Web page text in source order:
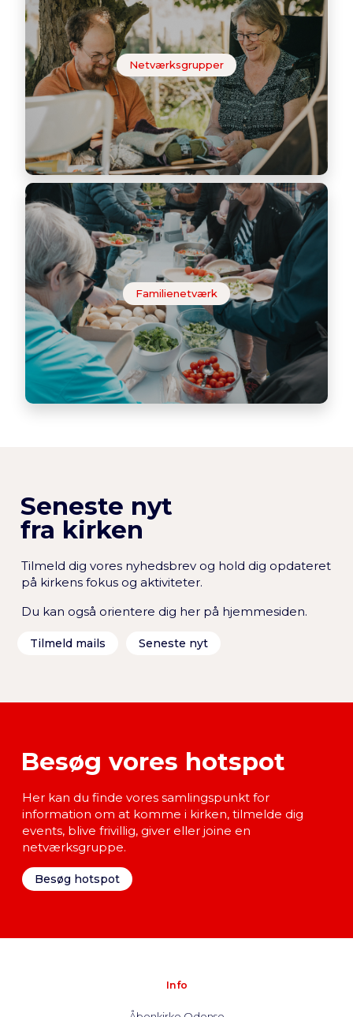
Netværksgrupper
Familienetværk
Seneste nyt
fra kirken
Tilmeld dig vores nyhedsbrev og hold dig opdateret
på kirkens fokus og aktiviteter.
Du kan også orientere dig her på hjemmesiden.
Tilmeld mails Seneste nyt
Besøg vores hotspot
Her kan du finde vores samlingspunkt for
information om at komme i kirken, tilmelde dig
events, blive frivillig, giver eller joine en
netværksgruppe.
Besøg hotspot
Info